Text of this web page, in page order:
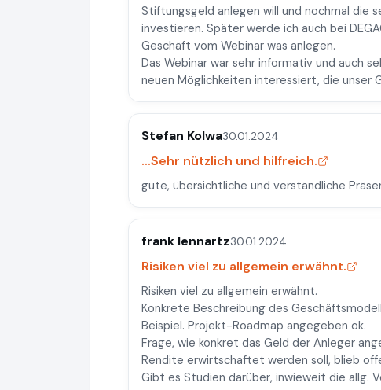
Stiftungsgeld anlegen will und nochmal die
investieren. Später werde ich auch bei
Geschäft vom Webinar was anlegen.
Das Webinar war sehr informativ und auch
neuen Möglichkeiten interessiert, die unser
Stefan Kolwa30.01.2024
...Sehr nützlich und hilfreich.
gute, übersichtliche und verständliche
frank lennartz30.01.2024
Risiken viel zu allgemein erwähnt.
Risiken viel zu allgemein erwähnt.
Konkrete Beschreibung des
Beispiel. Projekt-Roadmap angegeben ok.
Frage, wie konkret das Geld der Anleger
Rendite erwirtschaftet werden soll, blieb
Gibt es Studien darüber, inwieweit die allg.